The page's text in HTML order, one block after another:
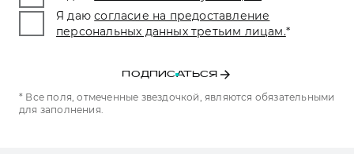
Я даю согласие на предоставление
персональных данных третьим лицам.*
ПОДПИСАТЬСЯ
* Все поля, отмеченные звездочкой, являются обязательными
для заполнения.